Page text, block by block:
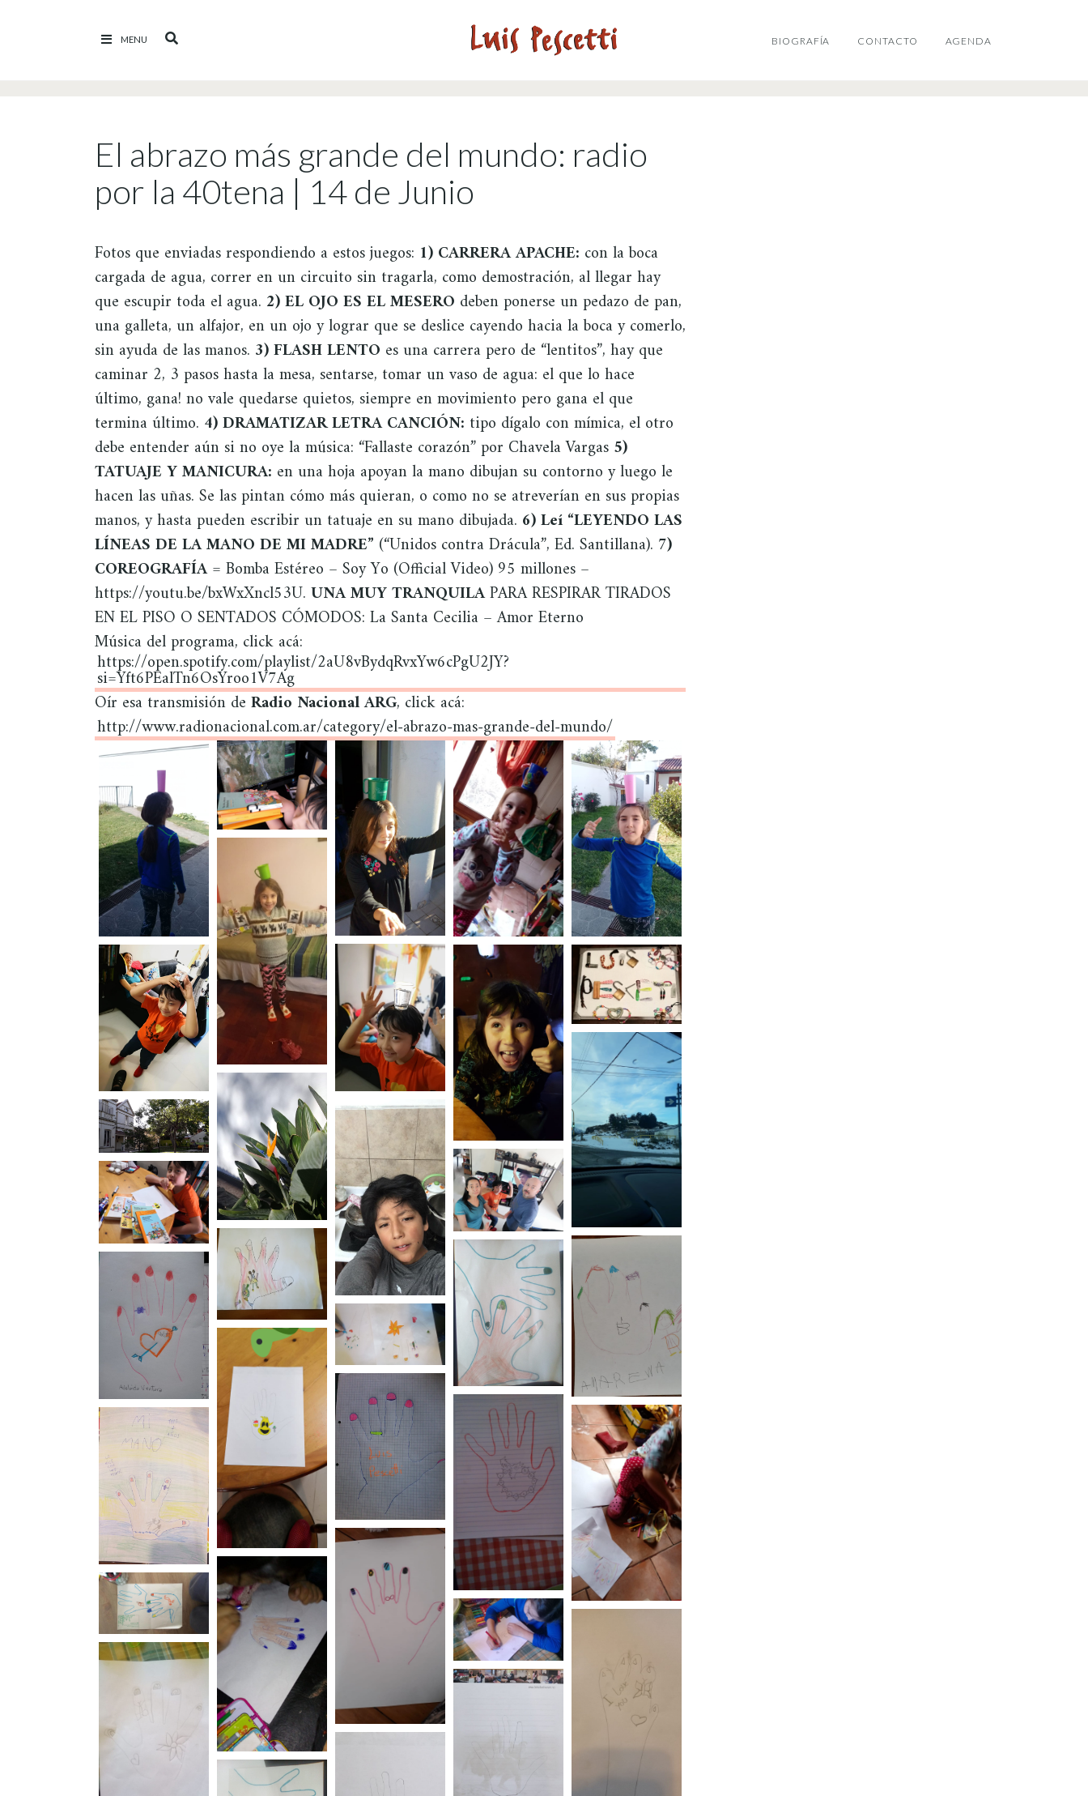
MENU BIOGRAFÍA CONTACTO AGENDA
El abrazo más grande del mundo: radio
por la 40tena | 14 de Junio
Fotos que enviadas respondiendo a estos juegos: 1) CARRERA APACHE: con la boca
cargada de agua, correr en un circuito sin tragarla, como demostración, al llegar hay
que escupir toda el agua. 2) EL OJO ES EL MESERO deben ponerse un pedazo de pan,
una galleta, un alfajor, en un ojo y lograr que se deslice cayendo hacia la boca y comerlo,
sin ayuda de las manos. 3) FLASH LENTO es una carrera pero de “lentitos”, hay que
caminar 2, 3 pasos hasta la mesa, sentarse, tomar un vaso de agua: el que lo hace
último, gana! no vale quedarse quietos, siempre en movimiento pero gana el que
termina último. 4) DRAMATIZAR LETRA CANCIÓN: tipo dígalo con mímica, el otro
debe entender aún si no oye la música: “Fallaste corazón” por Chavela Vargas 5)
TATUAJE Y MANICURA: en una hoja apoyan la mano dibujan su contorno y luego le
hacen las uñas. Se las pintan cómo más quieran, o como no se atreverían en sus propias
manos, y hasta pueden escribir un tatuaje en su mano dibujada. 6) Leí “LEYENDO LAS
LÍNEAS DE LA MANO DE MI MADRE” (“Unidos contra Drácula”, Ed. Santillana). 7)
COREOGRAFÍA= Bomba Estéreo – Soy Yo (Official Video) 95 millones –
https://youtu.be/bxWxXncl53U. UNA MUY TRANQUILAPARA RESPIRAR TIRADOS
EN EL PISO O SENTADOS CÓMODOS: La Santa Cecilia – Amor Eterno
Música del programa, click acá:
https://open.spotify.com/playlist/2aU8vBydqRvxYw6cPgU2JY?
si=Yft6PEalTn6OsYroo1V7Ag
Oír esa transmisión de Radio Nacional ARG, click acá:
http://www.radionacional.com.ar/category/el-abrazo-mas-grande-del-mundo/